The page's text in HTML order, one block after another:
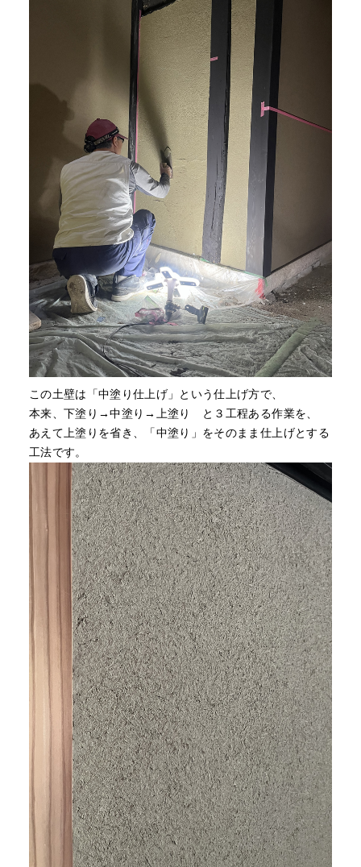
この土壁は「中塗り仕上げ」という仕上げ方で、
本来、下塗り→中塗り→上塗り と３工程ある作業を、
あえて上塗りを省き、「中塗り」をそのまま仕上げとする
工法です。